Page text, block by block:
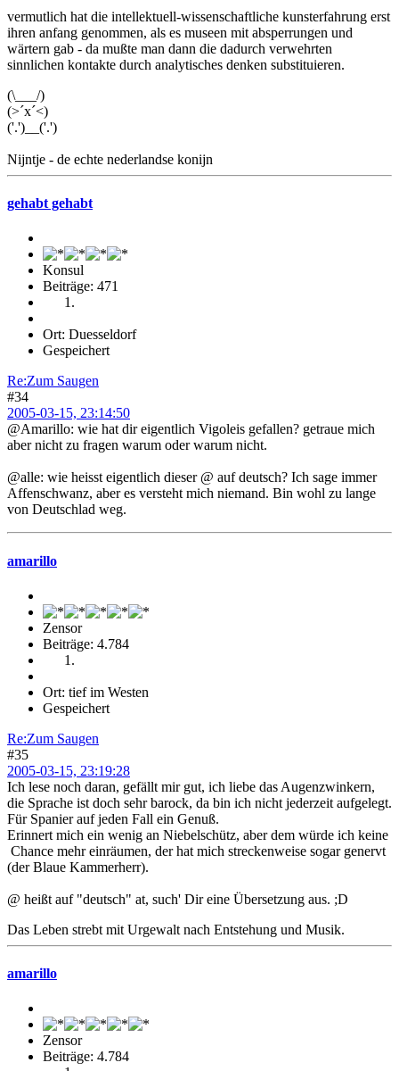
vermutlich hat die intellektuell-wissenschaftliche kunsterfahrung erst
ihren anfang genommen, als es museen mit absperrungen und
wärtern gab - da mußte man dann die dadurch verwehrten
sinnlichen kontakte durch analytisches denken substituieren.
(\___/)
(>´x´<)
('.')__('.')
Nijntje - de echte nederlandse konijn
gehabt gehabt
Konsul
Beiträge: 471
Ort: Duesseldorf
Gespeichert
Re:Zum Saugen
#34
2005-03-15, 23:14:50
@Amarillo: wie hat dir eigentlich Vigoleis gefallen? getraue mich
aber nicht zu fragen warum oder warum nicht.
@alle: wie heisst eigentlich dieser @ auf deutsch? Ich sage immer
Affenschwanz, aber es versteht mich niemand. Bin wohl zu lange
von Deutschlad weg.
amarillo
Zensor
Beiträge: 4.784
Ort: tief im Westen
Gespeichert
Re:Zum Saugen
#35
2005-03-15, 23:19:28
Ich lese noch daran, gefällt mir gut, ich liebe das Augenzwinkern,
die Sprache ist doch sehr barock, da bin ich nicht jederzeit aufgelegt.
Für Spanier auf jeden Fall ein Genuß.
Erinnert mich ein wenig an Niebelschütz, aber dem würde ich keine
Chance mehr einräumen, der hat mich streckenweise sogar genervt
(der Blaue Kammerherr).
@ heißt auf "deutsch" at, such' Dir eine Übersetzung aus. ;D
Das Leben strebt mit Urgewalt nach Entstehung und Musik.
amarillo
Zensor
Beiträge: 4.784